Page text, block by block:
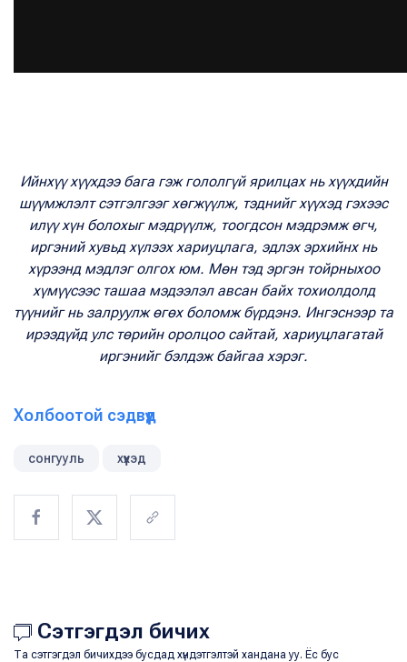
Ийнхүү хүүхдээ бага гэж гололгүй ярилцах нь хүүхдийн
шүүмжлэлт сэтгэлгээг хөгжүүлж, тэднийг хүүхэд гэхээс
илүү хүн болохыг мэдрүүлж, тоогдсон мэдрэмж өгч,
иргэний хувьд хүлээх хариуцлага, эдлэх эрхийнх нь
хүрээнд мэдлэг олгох юм. Мөн тэд эргэн тойрныхоо
хүмүүсээс ташаа мэдээлэл авсан байх тохиолдолд
түүнийг нь залруулж өгөх боломж бүрдэнэ. Ингэснээр та
ирээдүйд улс төрийн оролцоо сайтай, хариуцлагатай
иргэнийг бэлдэж байгаа хэрэг.
Холбоотой сэдвүүд
сонгууль хүүхэд
Сэтгэгдэл бичих
Та сэтгэгдэл бичихдээ бусдад хүндэтгэлтэй хандана уу. Ёс бус